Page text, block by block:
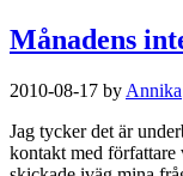
Månadens
2010-08-17 by Annika
Jag tycker det är
kontakt med författare